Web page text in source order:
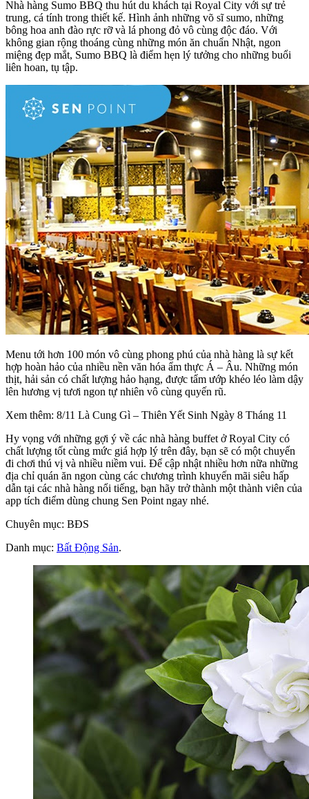
Nhà hàng Sumo BBQ thu hút du khách tại Royal City với sự trẻ
trung, cá tính trong thiết kế. Hình ảnh những võ sĩ sumo, những
bông hoa anh đào rực rỡ và lá phong đỏ vô cùng độc đáo. Với
không gian rộng thoáng cùng những món ăn chuẩn Nhật, ngon
miệng đẹp mắt, Sumo BBQ là điểm hẹn lý tưởng cho những buổi
liên hoan, tụ tập.
Menu tới hơn 100 món vô cùng phong phú của nhà hàng là sự kết
hợp hoàn hảo của nhiều nền văn hóa ẩm thực Á – Âu. Những món
thịt, hải sản có chất lượng hảo hạng, được tẩm ướp khéo léo làm dậy
lên hương vị tươi ngon tự nhiên vô cùng quyến rũ.
Xem thêm: 8/11 Là Cung Gì – Thiên Yết Sinh Ngày 8 Tháng 11
Hy vọng với những gợi ý về các nhà hàng buffet ở Royal City có
chất lượng tốt cùng mức giá hợp lý trên đây, bạn sẽ có một chuyến
đi chơi thú vị và nhiều niềm vui. Để cập nhật nhiều hơn nữa những
địa chỉ quán ăn ngon cùng các chương trình khuyến mãi siêu hấp
dẫn tại các nhà hàng nổi tiếng, bạn hãy trở thành một thành viên của
app tích điểm dùng chung Sen Point ngay nhé.
Chuyên mục: BĐS
Danh mục: Bất Động Sản.